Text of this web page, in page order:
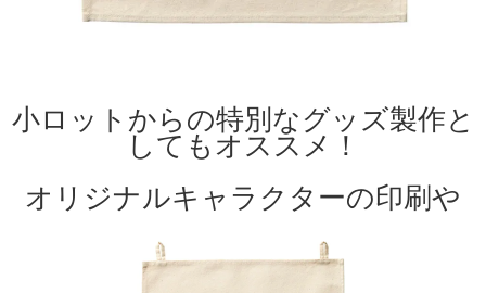
小ロットからの特別なグッズ製作と
してもオススメ！
オリジナルキャラクターの印刷 や